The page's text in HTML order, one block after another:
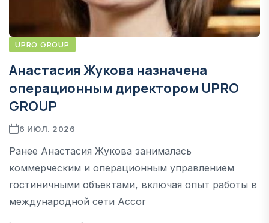
UPRO GROUP
Анастасия Жукова назначена
операционным директором UPRO
GROUP
6 ИЮЛ. 2026
Ранее Анастасия Жукова занималась
коммерческим и операционным управлением
гостиничными объектами, включая опыт работы в
международной сети Accor